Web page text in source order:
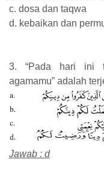
c. dosa dan taqwa
d. kebaikan dan
3. “Pada hari ini
agamamu” adalah
Jawab : d